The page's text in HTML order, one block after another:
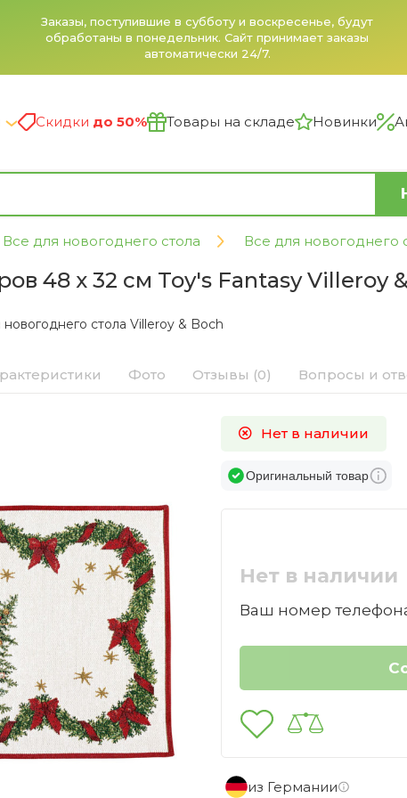
Заказы, поступившие в субботу и воскресенье, будут
обработаны в понедельник. Сайт принимает заказы
автоматически 24/7.
Скидки до 50% Товары на складе Новинки
Все для новогоднего стола Все для новогоднего
48 х 32 см Toy's Fantasy Villeroy
стола Villeroy & Boch
Фото Отзывы (0) Вопросы и
Нет в наличии
Оригинальный товар
Нет в наличии
Ваш номер
из Германии